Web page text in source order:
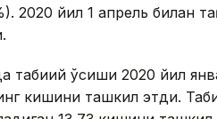
йил 1 апрель билан
табиий ўсиши 2020 йил
кишини ташкил этди.